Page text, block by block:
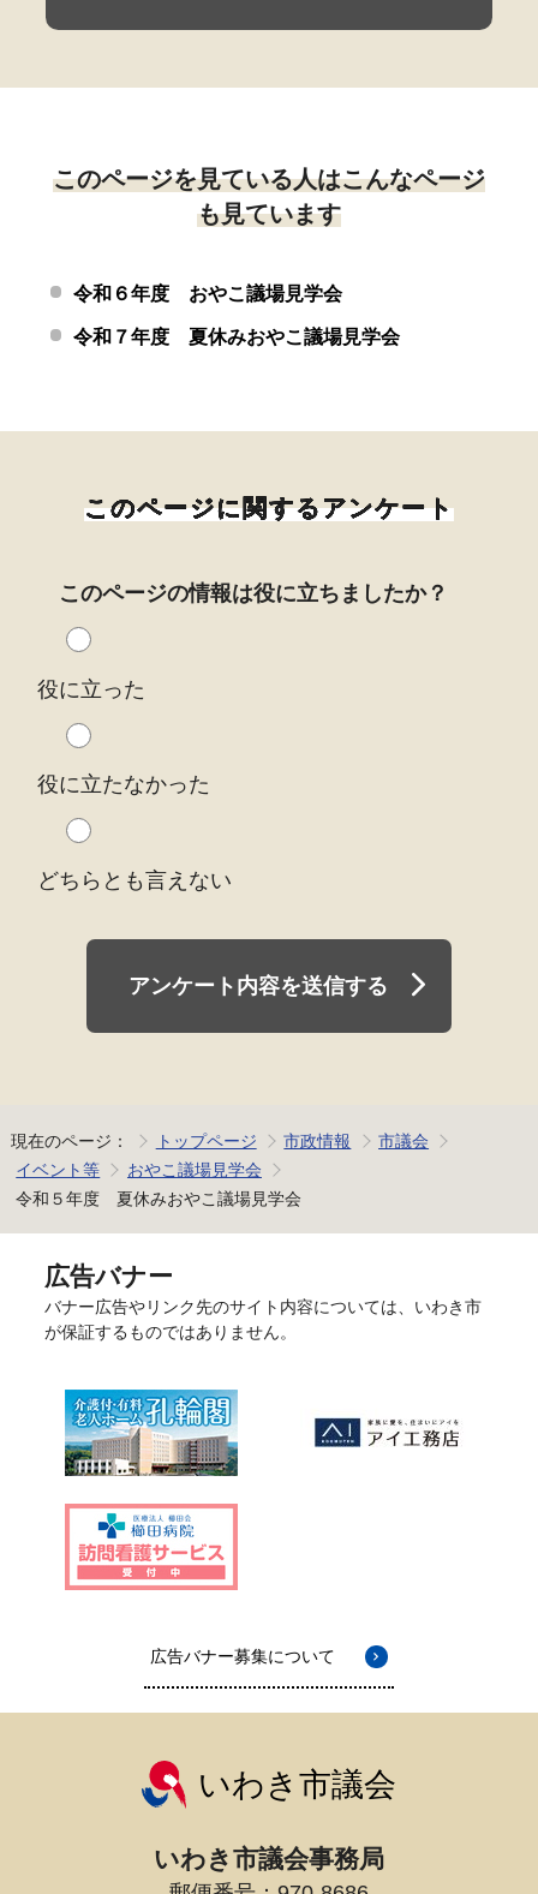
このページを見ている人はこんなページ
も見ています
令和６年度 おやこ議場見学会
令和７年度 夏休みおやこ議場見学会
このページに関するアンケート
このページの情報は役に立ちましたか？
役に立った
役に立たなかった
どちらとも言えない
アンケート内容を送信する
現在のページ： トップページ 市政情報
市議会
イベント等
おやこ議場見学会
令和５年度 夏休みおやこ議場見学会
広告バナー
バナー広告やリンク先のサイト内容については、いわき市
が保証するものではありません。
広告バナー募集について
いわき市議会
いわき市議会事務局